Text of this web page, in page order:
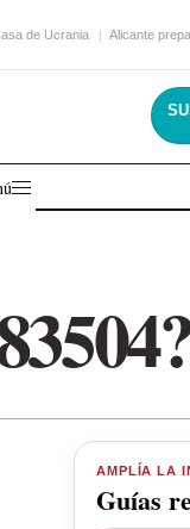
de Ucrania Alicante
AMPLÍA LA
Guías